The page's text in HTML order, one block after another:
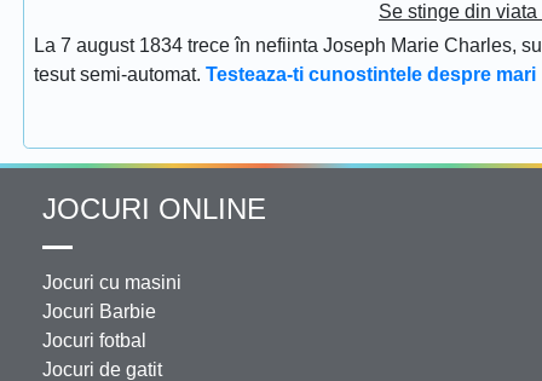
Se stinge din
La 7 august 1834 trece în nefiinta Joseph Marie Charles,
tesut semi-automat. Testeaza-ti cunostintele despre
JOCURI ONLINE
Jocuri cu masini
Jocuri Barbie
Jocuri fotbal
Jocuri de gatit